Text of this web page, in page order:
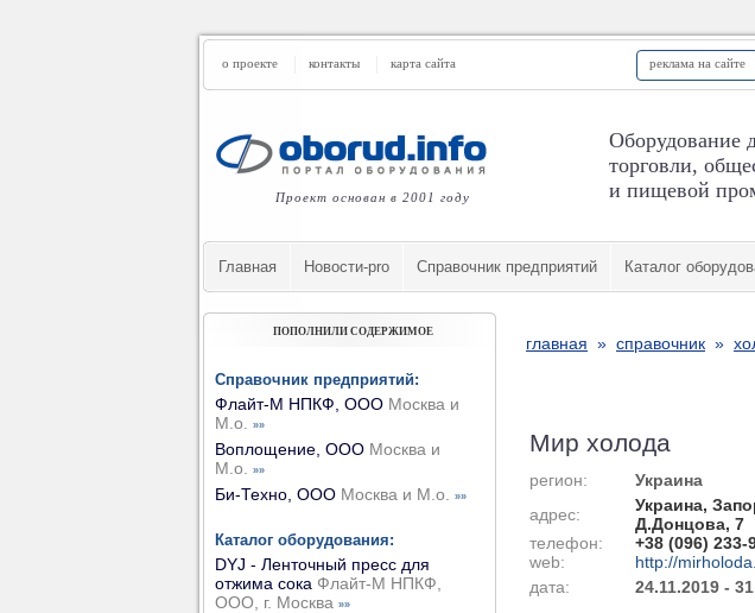
о проекте контакты карта сайта реклама на сайте
Проект основан в 2001 году
Оборудование
торговли,
и пищевой
Главная Новости-pro Cправочник предприятий Каталог
главная » справочник »
Мир холода
регион:
Украина
адрес:
Украина,
Д.Донцова, 7
телефон:
+38 (096) 233-
web:
http://
дата:
24.11.2019 -
ПОПОЛНИЛИ СОДЕРЖИМОЕ
Справочник предприятий:
Флайт-М НПКФ, ООО Москва и
М.о.
»»
Воплощение, ООО Москва и
М.о.
»»
Би-Техно, ООО Москва и М.о. »»
Каталог оборудования:
DYJ - Ленточный пресс для
отжима сока Флайт-М НПКФ,
ООО, г. Москва »»